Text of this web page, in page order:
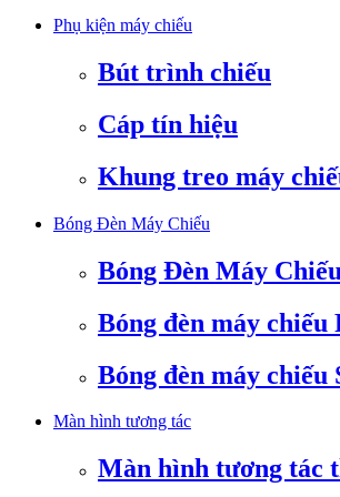
Phụ kiện máy chiếu
Bút trình chiếu
Cáp tín hiệu
Khung treo máy
Bóng Đèn Máy Chiếu
Bóng Đèn Máy
Bóng đèn máy chiếu
Bóng đèn máy chiếu
Màn hình tương tác
Màn hình tương tác